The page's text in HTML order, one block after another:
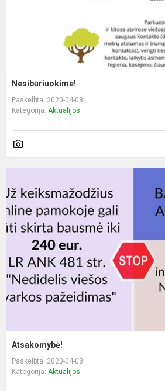
Nesibūriuokime!
Paskelbta: 2020-04-08
Kategorija: Aktualijos
Atsakomybė!
Paskelbta: 2020-04-08
Kategorija: Aktualijos